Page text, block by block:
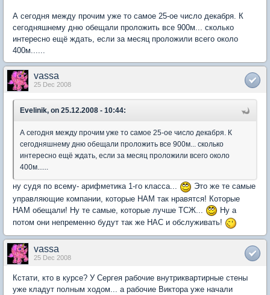
А сегодня между прочим уже то самое 25-ое число декабря. К
сегодняшнему дню обещали проложить все 900м... сколько
интересно ещё ждать, если за месяц проложили всего около
400м......
vassa
25 Dec 2008
Evelinik, on 25.12.2008 - 10:44:
А сегодня между прочим уже то самое 25-ое число декабря. К
сегодняшнему дню обещали проложить все 900м... сколько
интересно ещё ждать, если за месяц проложили всего около
400м......
ну судя по всему- арифметика 1-го класса...
Это же те самые
управляющие компании, которые НАМ так нравятся! Которые
НАМ обещали! Ну те самые, которые лучше ТСЖ...
Ну а
потом они непременно будут так же НАС и обслуживать!
vassa
25 Dec 2008
Кстати, кто в курсе? У Сергея рабочие внутриквартирные стены
уже кладут полным ходом... а рабочие Виктора уже начали